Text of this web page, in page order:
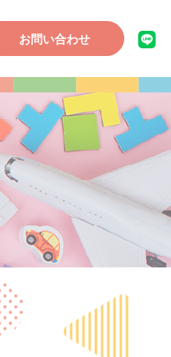
お問い合わせ